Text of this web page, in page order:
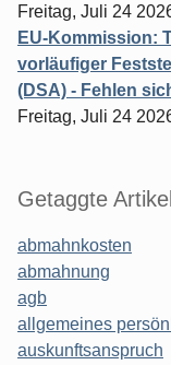
Freitag, Juli 24
EU-Kommission:
vorläufiger
(DSA) - Fehlen
Freitag, Juli 24
Getaggte Artikel
abmahnkosten
abmahnung
agb
allgemeines
auskunftsanspruch